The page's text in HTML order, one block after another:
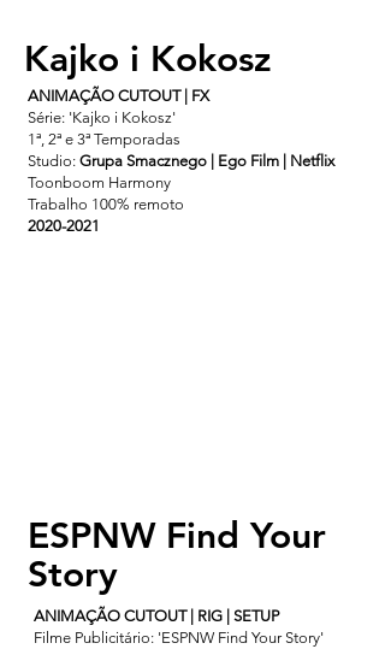
Kajko i Kokosz
ANIMAÇÃO CUTOUT | FX
Série: 'Kajko i Kokosz'
1ª, 2ª e 3ª Temporadas
Studio: Grupa Smacznego | Ego Film | Netflix
Toonboom Harmony
Trabalho 100% remoto
2020-2021
ESPNW Find Your
Story
ANIMAÇÃO CUTOUT | RIG | SETUP
Filme Publicitário: 'ESPNW Find Your Story'